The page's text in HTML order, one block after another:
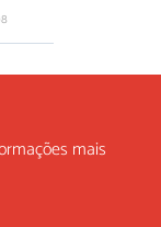
mais